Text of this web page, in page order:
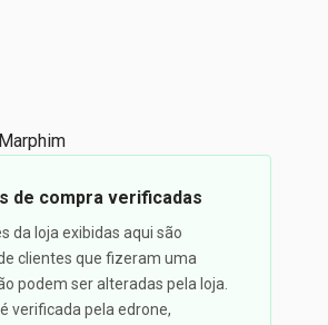
Marphim
de compra verificadas
da loja exibidas aqui são
clientes que fizeram uma
podem ser alteradas pela loja.
verificada pela edrone,